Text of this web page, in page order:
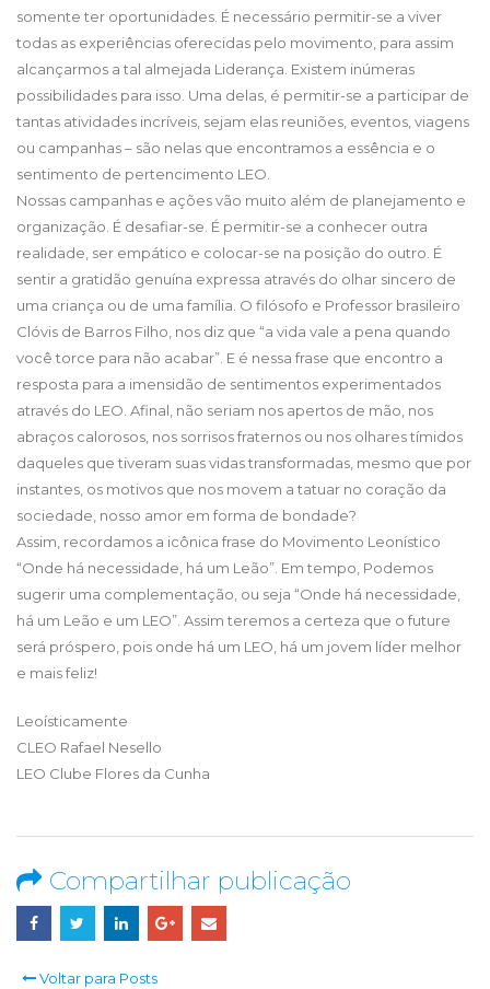
somente ter oportunidades. É necessário permitir-se a viver
todas as experiências oferecidas pelo movimento, para assim
alcançarmos a tal almejada Liderança. Existem inúmeras
possibilidades para isso. Uma delas, é permitir-se a participar de
tantas atividades incríveis, sejam elas reuniões, eventos, viagens
ou campanhas – são nelas que encontramos a essência e o
sentimento de pertencimento LEO.
Nossas campanhas e ações vão muito além de planejamento e
organização. É desafiar-se. É permitir-se a conhecer outra
realidade, ser empático e colocar-se na posição do outro. É
sentir a gratidão genuína expressa através do olhar sincero de
uma criança ou de uma família. O filósofo e Professor brasileiro
Clóvis de Barros Filho, nos diz que “a vida vale a pena quando
você torce para não acabar”. E é nessa frase que encontro a
resposta para a imensidão de sentimentos experimentados
através do LEO. Afinal, não seriam nos apertos de mão, nos
abraços calorosos, nos sorrisos fraternos ou nos olhares tímidos
daqueles que tiveram suas vidas transformadas, mesmo que por
instantes, os motivos que nos movem a tatuar no coração da
sociedade, nosso amor em forma de bondade?
Assim, recordamos a icônica frase do Movimento Leonístico
“Onde há necessidade, há um Leão”. Em tempo, Podemos
sugerir uma complementação, ou seja “Onde há necessidade,
há um Leão e um LEO”. Assim teremos a certeza que o future
será próspero, pois onde há um LEO, há um jovem líder melhor
e mais feliz!
Leoísticamente
CLEO Rafael Nesello
LEO Clube Flores da Cunha
Compartilhar publicação
Voltar para Posts